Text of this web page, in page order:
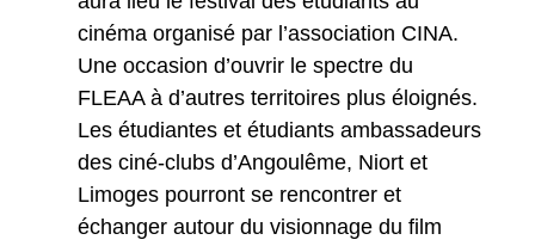
cinéma organisé par l’association CINA.
Une occasion d’ouvrir le spectre du
FLEAA à d’autres territoires plus éloignés.
Les étudiantes et étudiants ambassadeurs
des ciné-clubs d’Angoulême, Niort et
Limoges pourront se rencontrer et
échanger autour du visionnage du film